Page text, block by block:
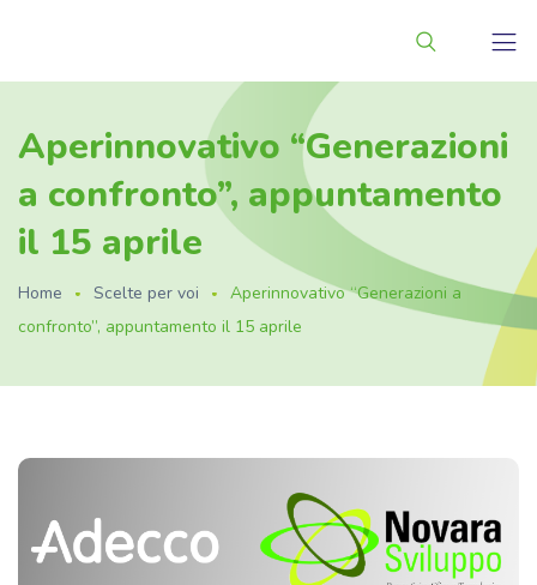
Aperinnovativo “Generazioni
a confronto”, appuntamento
il 15 aprile
Home Scelte per voi
Aperinnovativo “Generazioni a
confronto”, appuntamento il 15 aprile